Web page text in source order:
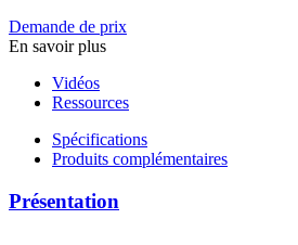
Demande de prix
En savoir plus
Vidéos
Ressources
Spécifications
Produits complémentaires
Présentation